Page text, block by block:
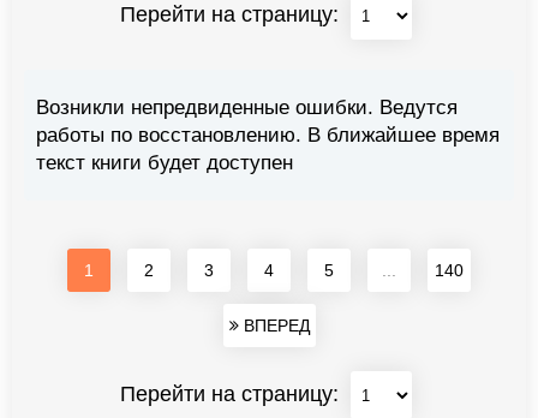
Перейти на страницу:
Возникли непредвиденные ошибки. Ведутся
работы по восстановлению. В ближайшее время
текст книги будет доступен
1 2 3 4 5 140
ВПЕРЕД
Перейти на страницу: